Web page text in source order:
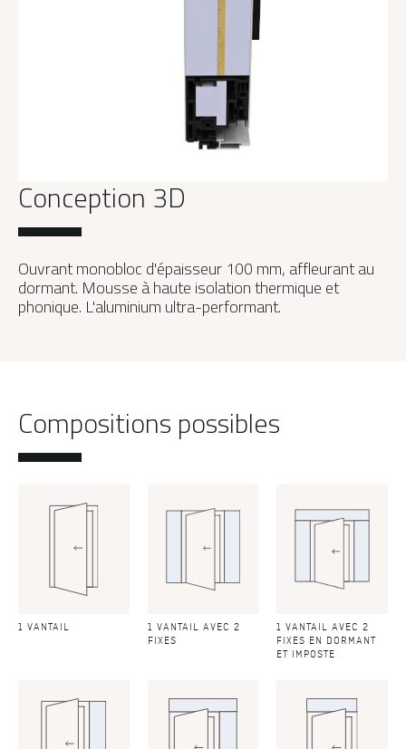
Conception 3D
Ouvrant monobloc d'épaisseur 100 mm, affleurant au
dormant. Mousse à haute isolation thermique et
phonique. L'aluminium ultra-performant.
Compositions possibles
1 VANTAIL
1 VANTAIL AVEC 2
FIXES
1 VANTAIL AVEC 2
FIXES EN DORMANT
ET IMPOSTE